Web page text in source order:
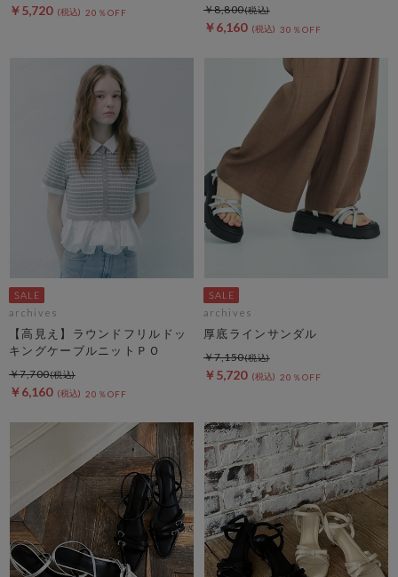
￥5,720 20％OFF
￥6,160 30％OFF
￥8,800
archives
【高見え】ラウンドフリルドッ
キングケーブルニットＰＯ
￥6,160 20％OFF
￥7,700
archives
厚底ラインサンダル
￥5,720 20％OFF
￥7,150